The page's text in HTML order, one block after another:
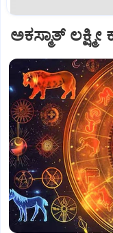
ಅಕಸ್ಮಾತ್‌ ಲಕ್ಷ್ಮೀ